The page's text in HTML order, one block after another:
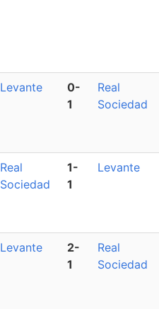
Levante
0-
1
Real
Sociedad
Real
Sociedad
1-
1
Levante
Levante
2-
1
Real
Sociedad